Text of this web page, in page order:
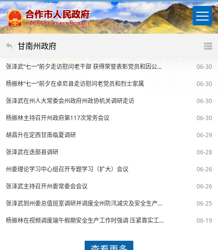
甘南州政府
张泽武“七一”前夕走访慰问老干部 获得荣誉表彰党员和因公牺牲党员干部遗属 06-30
杨振林“七一”前夕在卓尼县走访慰问老党员和烈士家属 06-30
张泽武在州人大常委会州政府州政协机关调研走访 06-30
杨振林主持召开州政府第117次常务会议 06-30
胡昌升在定西甘南临夏调研 06-29
张泽武在迭部县调研 06-28
州委理论学习中心组召开专题学习（扩大）会议 06-26
张泽武主持召开州委常委会会议 06-26
张泽武到州委总值班室调研并调度全州防汛减灾及安全生产工作 06-25
杨振林在视频调度端午假期安全生产工作时强调 压紧靠实工作责任 守好假期安全底线 确保群众平安祥和过节 06-19